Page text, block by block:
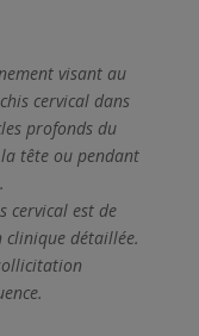
visant au
cervical dans
profonds du
tête ou pendant
cervical est de
détaillée.